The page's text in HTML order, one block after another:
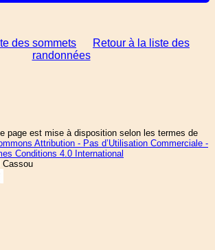
des sommets
Retour à la liste des
randonnées
page est mise à disposition selon les termes de
Attribution - Pas d’Utilisation Commerciale -
Conditions 4.0 International